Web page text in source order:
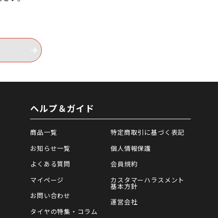
ヘルプ＆ガイド
商品一覧
お知らせ一覧
よくある質問
マイページ
お問い合わせ
タイヤの特集・コラム
特定商取引に基づく表記
個人情報保護
会員規約
カスタマーハラスメント
基本方針
運営会社